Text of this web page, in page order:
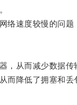
速度较慢的问题
从而减少数据传
降低了拥塞和丢